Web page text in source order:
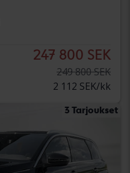
247 800 SEK
249 800 SEK
2 112 SEK/kk
3 Tarjoukset